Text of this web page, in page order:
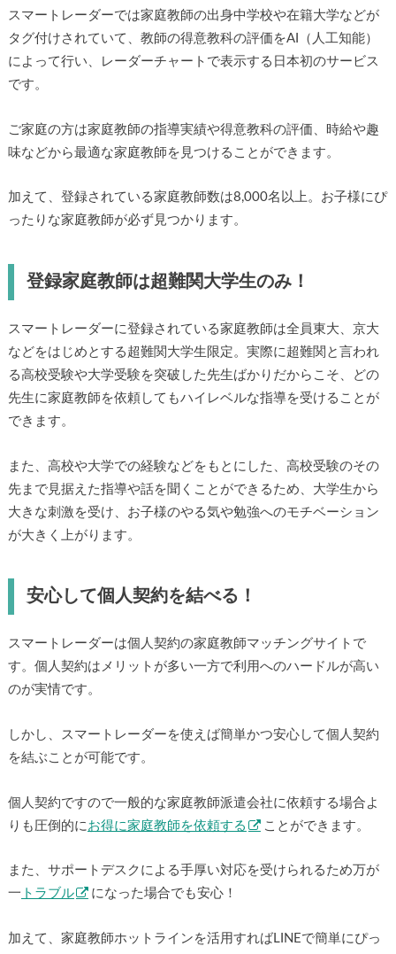
スマートレーダーでは家庭教師の出身中学校や在籍大学などが
タグ付けされていて、教師の得意教科の評価をAI（人工知能）
によって行い、レーダーチャートで表示する日本初のサービス
です。
ご家庭の方は家庭教師の指導実績や得意教科の評価、時給や趣
味などから最適な家庭教師を見つけることができます。
加えて、登録されている家庭教師数は8,000名以上。お子様にぴ
ったりな家庭教師が必ず見つかります。
登録家庭教師は超難関大学生のみ！
スマートレーダーに登録されている家庭教師は全員東大、京大
などをはじめとする超難関大学生限定。実際に超難関と言われ
る高校受験や大学受験を突破した先生ばかりだからこそ、どの
先生に家庭教師を依頼してもハイレベルな指導を受けることが
できます。
また、高校や大学での経験などをもとにした、高校受験のその
先まで見据えた指導や話を聞くことができるため、大学生から
大きな刺激を受け、お子様のやる気や勉強へのモチベーション
が大きく上がります。
安心して個人契約を結べる！
スマートレーダーは個人契約の家庭教師マッチングサイトで
す。個人契約はメリットが多い一方で利用へのハードルが高い
のが実情です。
しかし、スマートレーダーを使えば簡単かつ安心して個人契約
を結ぶことが可能です。
個人契約ですので一般的な家庭教師派遣会社に依頼する場合よ
りも圧倒的に お得に家庭教師を依頼する ことができます。
また、サポートデスクによる手厚い対応を受けられるため万が
一 トラブル になった場合でも安心！
加えて、家庭教師ホットラインを活用すればLINEで簡単にぴっ